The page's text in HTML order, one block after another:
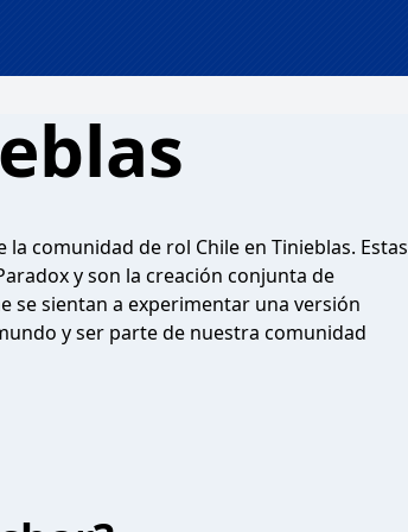
comunidad de rol Chile en Tinieblas. Estas
y son la creación conjunta de
se sientan a experimentar una versión
y ser parte de nuestra comunidad